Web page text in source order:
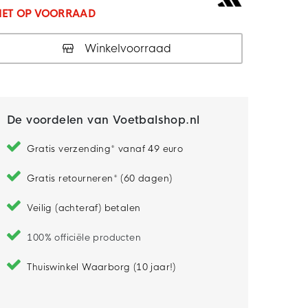
OP VOORRAAD
Winkelvoorraad
De voordelen van Voetbalshop.nl
Gratis verzending* vanaf 49 euro
Gratis retourneren* (60 dagen)
Veilig (achteraf) betalen
100% officiële producten
Thuiswinkel Waarborg (10 jaar!)